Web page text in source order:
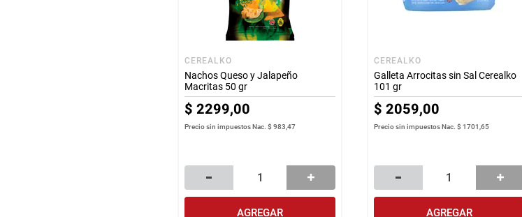
CEREALKO
Nachos Queso y Jalapeño
Macritas 50 gr
$ 2299,00
Precio sin impuestos Nac.$ 983,47
AGREGAR
CEREALKO
Galleta Arrocitas sin Sal Cerealko
101 gr
$ 2059,00
Precio sin impuestos Nac. $ 1701,65
AGREGAR